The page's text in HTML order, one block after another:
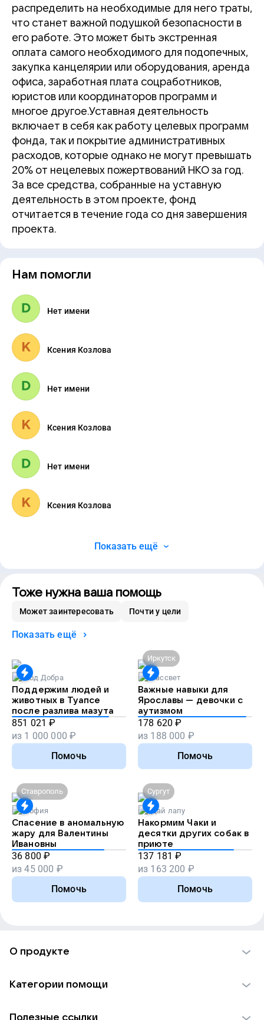
распределить на необходимые для него траты,
что станет важной подушкой безопасности в
его работе. Это может быть экстренная
оплата самого необходимого для подопечных,
закупка канцелярии или оборудования, аренда
офиса, заработная плата соцработников,
юристов или координаторов программ и
многое другое.Уставная деятельность
включает в себя как работу целевых программ
фонда, так и покрытие административных
расходов, которые однако не могут превышать
20% от нецелевых пожертвований НКО за год.
За все средства, собранные на уставную
деятельность в этом проекте, фонд
отчитается в течение года со дня завершения
проекта.
Нам помогли
Нет имени
Ксения Козлова
Нет имени
Ксения Козлова
Нет имени
Ксения Козлова
Показать ещё
Тоже нужна ваша помощь
Может заинтересовать Почти у цели
Показать ещё
Код Добра
Поддержим людей и
животных в Туапсе
после разлива мазута
851 021 ₽
из 1 000 000 ₽
Помочь
Иркутск
Рассвет
Важные навыки для
Ярославы — девочки с
аутизмом
178 620 ₽
из 188 000 ₽
Помочь
Ставрополь
София
Спасение в аномальную
жару для Валентины
Ивановны
36 800 ₽
из45 000 ₽
Помочь
Сургут
Дай лапу
Накормим Чаки и
десятки других собак в
приюте
137 181 ₽
из 163 200 ₽
Помочь
О продукте
Использование материалов
Категории помощи
Полезные ссылки